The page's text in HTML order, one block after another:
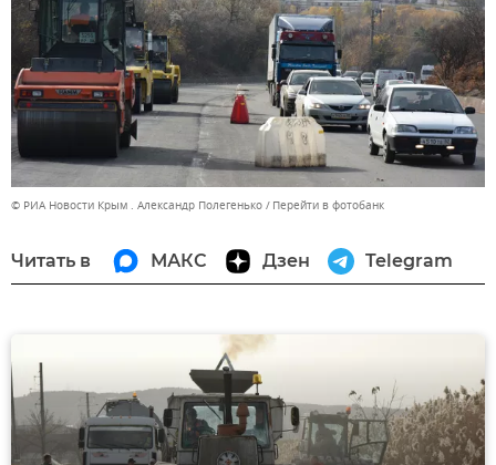
© РИА Новости Крым . Александр Полегенько Перейти в фотобанк
Читать в МАКС Дзен Telegram